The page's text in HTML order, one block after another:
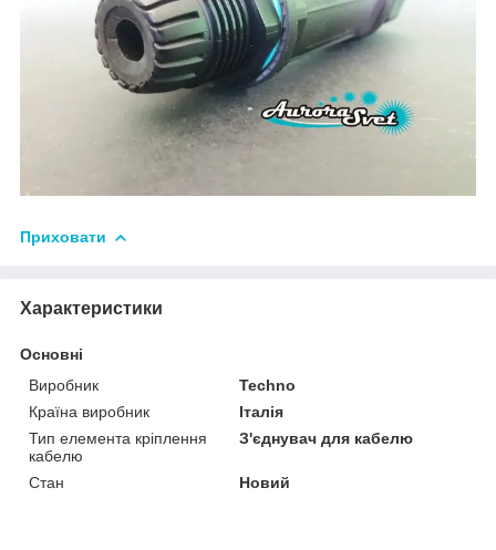
Приховати
Характеристики
Основні
Виробник
Techno
Країна виробник
Італія
Тип елемента кріплення
кабелю
З'єднувач для кабелю
Стан Новий